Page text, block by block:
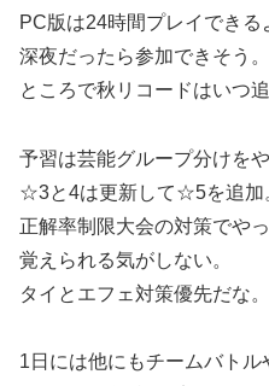
PC版は24時間プレイできる
深夜だったら参加できそう。
ところで秋リコードはいつ
予習は芸能グループ分けをや
☆3と4は更新して☆5を追加
正解率制限大会の対策でや
覚えられる気がしない。
タイとエフェ対策優先だな。
1日には他にもチームバト